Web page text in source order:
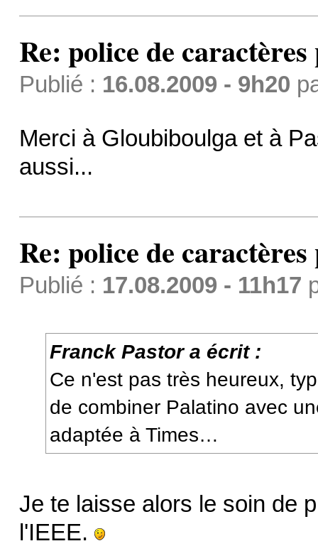
Re: police de
Publié : 16.08.2009 - 9h20
Merci à Gloubiboulga et à
aussi...
Re: police de
Publié : 17.08.2009 - 11h17
Franck Pastor a écrit :
Ce n'est pas très heureux,
de combiner Palatino avec
adaptée à Times…
Je te laisse alors le soin de
l'IEEE.